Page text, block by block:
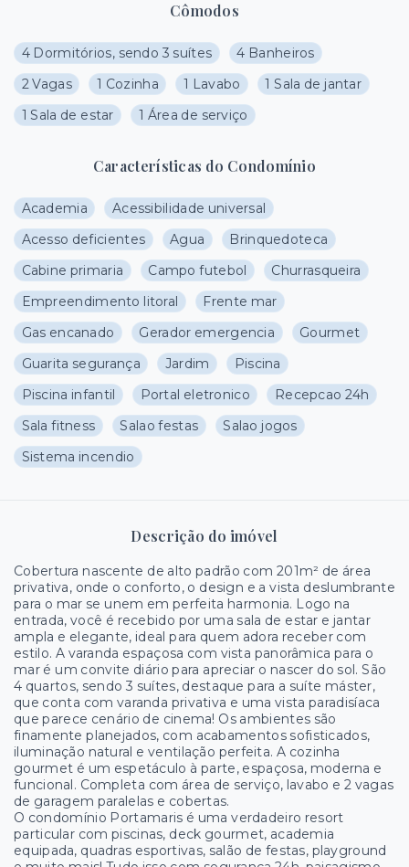
Cômodos
4 Dormitórios, sendo 3 suítes
4 Banheiros
2 Vagas
1 Cozinha 1 Lavabo
1 Sala de jantar
1 Sala de estar
1 Área de serviço
Características do Condomínio
Academia
Acessibilidade universal
Acesso deficientes
Agua
Brinquedoteca
Cabine primaria
Campo futebol
Churrasqueira
Empreendimento litoral
Frente mar
Gas encanado
Gerador emergencia
Gourmet
Guarita segurança
Jardim
Piscina
Piscina infantil
Portal eletronico
Recepcao 24h
Sala fitness
Salao festas
Salao jogos
Sistema incendio
Descrição do imóvel
Cobertura nascente de alto padrão com 201m² de área
privativa, onde o conforto, o design e a vista deslumbrante
para o mar se unem em perfeita harmonia. Logo na
entrada, você é recebido por uma sala de estar e jantar
ampla e elegante, ideal para quem adora receber com
estilo. A varanda espaçosa com vista panorâmica para o
mar é um convite diário para apreciar o nascer do sol. São
4 quartos, sendo 3 suítes, destaque para a suíte máster,
que conta com varanda privativa e uma vista paradisíaca
que parece cenário de cinema! Os ambientes são
finamente planejados, com acabamentos sofisticados,
iluminação natural e ventilação perfeita. A cozinha
gourmet é um espetáculo à parte, espaçosa, moderna e
funcional. Completa com área de serviço, lavabo e 2 vagas
de garagem paralelas e cobertas.
O condomínio Portamaris é uma verdadeiro resort
particular com piscinas, deck gourmet, academia
equipada, quadras esportivas, salão de festas, playground